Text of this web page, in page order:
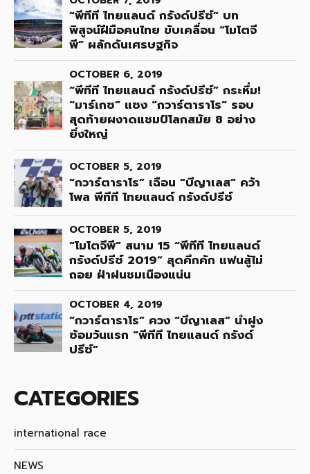
“พีทีที ไทยแลนด์ กรังด์ปรีซ์” บท
พิสูจน์ฝีมือคนไทย ขับเคลื่อน “โมโตจี
พี” ผลักดันเศรษฐกิจ
OCTOBER 6, 2019
“พีทีที ไทยแลนด์ กรังด์ปรีซ์” กระหึ่ม!
“มาร์เกซ” แซง “กวาร์ตาราโร” รอบ
สุดท้ายผงาดแชมป์โลกสมัย 8 อย่าง
ยิ่งใหญ่
OCTOBER 5, 2019
“กวาร์ตาราโร” เฉือน “บีญาเลส” คว้า
โพล พีทีที ไทยแลนด์ กรังด์ปรีซ์
OCTOBER 5, 2019
“โมโตจีพี” สนาม 15 “พีทีที ไทยแลนด์
กรังด์ปรีซ์ 2019” สุดคึกคัก แฟนสู้ไม่
ถอย ฝ่าฝนชมเนืองแน่น
OCTOBER 4, 2019
“กวาร์ตาราโร” ควง “บีญาเลส” นำฝูง
ซ้อมวันแรก “พีทีที ไทยแลนด์ กรังด์
ปรีซ์”
CATEGORIES
international race
NEWS